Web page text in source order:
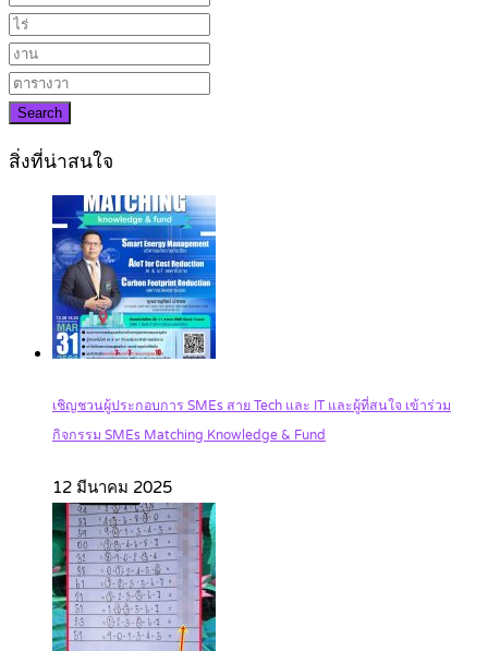
Search
สิ่งที่น่าสนใจ
เชิญชวนผู้ประกอบการ SMEs สาย Tech และ IT และผู้ที่สนใจ เข้าร่วม
กิจกรรม SMEs Matching Knowledge & Fund
12 มีนาคม 2025